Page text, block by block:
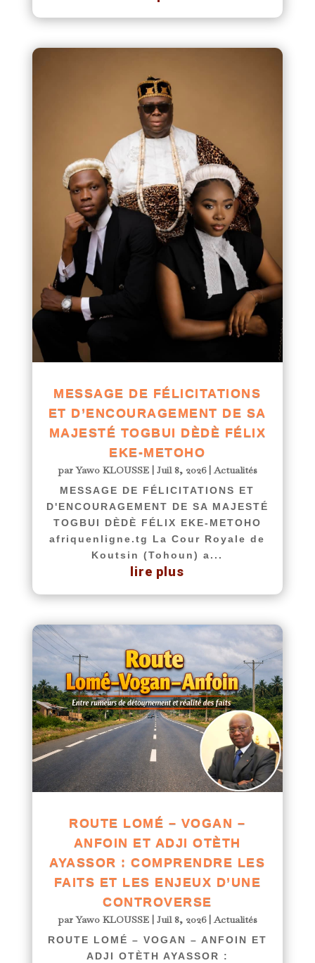
MESSAGE DE FÉLICITATIONS
ET D’ENCOURAGEMENT DE SA
MAJESTÉ TOGBUI DÈDÈ FÉLIX
EKE-METOHO
parYawo KLOUSSE| Juil 8, 2026|Actualités
MESSAGE DE FÉLICITATIONS ET
D'ENCOURAGEMENT DE SA MAJESTÉ
TOGBUI DÈDÈ FÉLIX EKE-METOHO
afriquenligne.tg La Cour Royale de
Koutsin (Tohoun) a...
lire plus
ROUTE LOMÉ – VOGAN –
ANFOIN ET ADJI OTÈTH
AYASSOR : COMPRENDRE LES
FAITS ET LES ENJEUX D’UNE
CONTROVERSE
parYawo KLOUSSE| Juil 8, 2026|Actualités
ROUTE LOMÉ – VOGAN – ANFOIN ET
ADJI OTÈTH AYASSOR :